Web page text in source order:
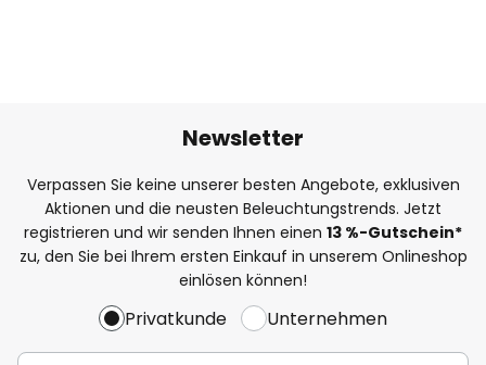
Newsletter
Verpassen Sie keine unserer besten Angebote, exklusiven
Aktionen und die neusten Beleuchtungstrends. Jetzt
registrieren und wir senden Ihnen einen 13 %-Gutschein*
zu, den Sie bei Ihrem ersten Einkauf in unserem Onlineshop
einlösen können!
Privatkunde Unternehmen